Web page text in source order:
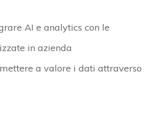
AI e analytics con le
in azienda
a valore i dati attraverso